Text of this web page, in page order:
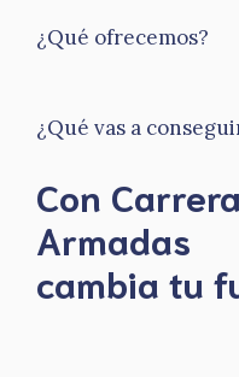
¿Qué ofrecemos?
¿Qué vas a
Con
Armadas
​cambia tu